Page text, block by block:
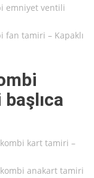
emniyet ventili
fan tamiri – Kapaklı
kart tamiri –
anakart tamiri